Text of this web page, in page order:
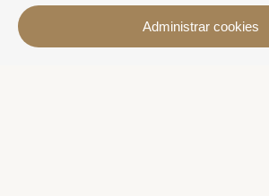
Administrar cookies
Contacto
Avda. Sant Joan de Déu, 57 43820 -